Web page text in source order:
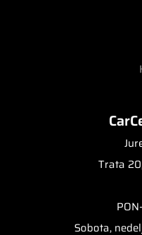
Trata
Sobota,